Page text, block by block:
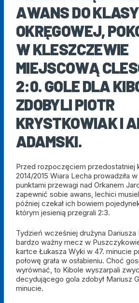
AWANS DO KLASY
OKRĘGOWEJ,
W KLESZCZEWIE
MIEJSCOWĄ
2:0. GOLE DLA
ZDOBYLI PIOTR
KRYSTKOWIAK I
ADAMSKI.
Przed rozpoczęciem przedostatniej
2014/2015 Wiara Lecha prowadziła
punktami przewagi nad Orkanem
zapewnić sobie awans, lechici
później czekał ich bowiem
którym jesienią przegrali 2:3.
Tydzień wcześniej drużyna Dariusza
bardzo ważny mecz w
kartce Łukasza Wyki w 47. minucie
połowę grała w osłabieniu. Choć
wyrównać, to Kibole wyszarpali
decydującego gola zdobył Mariusz
minucie.